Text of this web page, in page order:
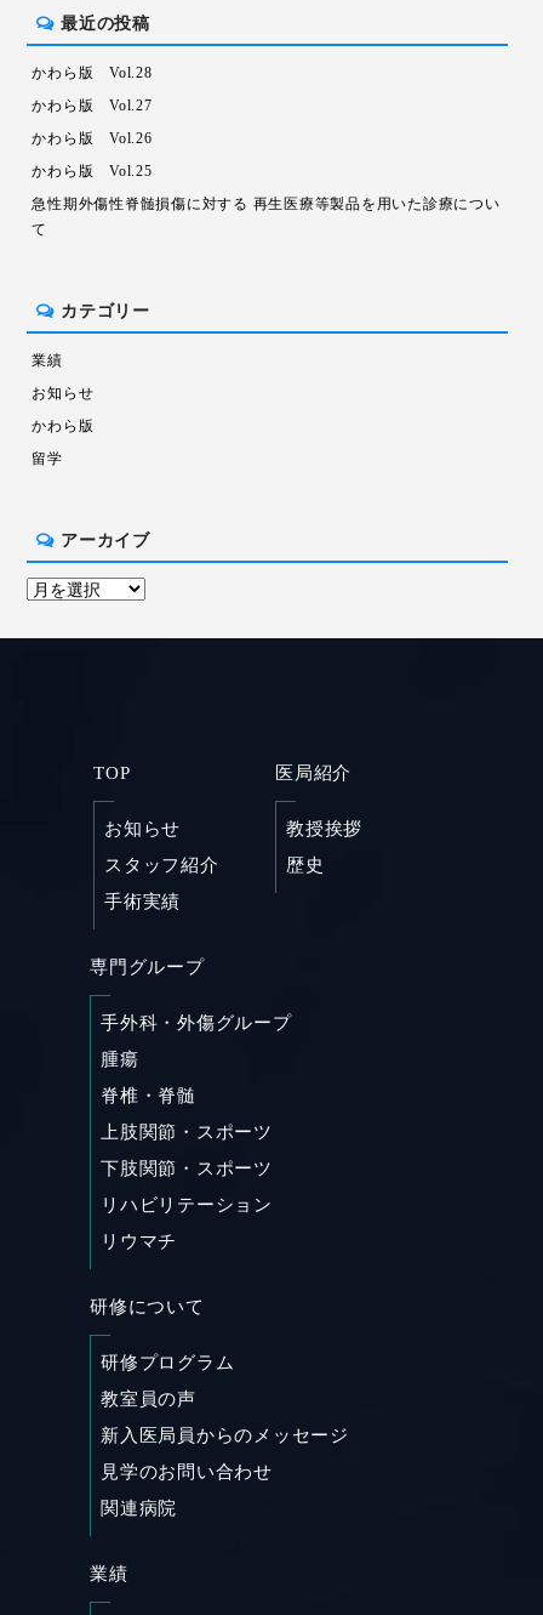
最近の投稿
かわら版 Vol.28
かわら版 Vol.27
かわら版 Vol.26
かわら版 Vol.25
急性期外傷性脊髄損傷に対する 再生医療等製品を用いた診療につい
て
カテゴリー
業績
お知らせ
かわら版
留学
アーカイブ
TOP
お知らせ
スタッフ紹介
手術実績
医局紹介
教授挨拶
歴史
専門グループ
手外科・外傷グループ
腫瘍
脊椎・脊髄
上肢関節・スポーツ
下肢関節・スポーツ
リハビリテーション
リウマチ
研修について
研修プログラム
教室員の声
新入医局員からのメッセージ
見学のお問い合わせ
関連病院
業績